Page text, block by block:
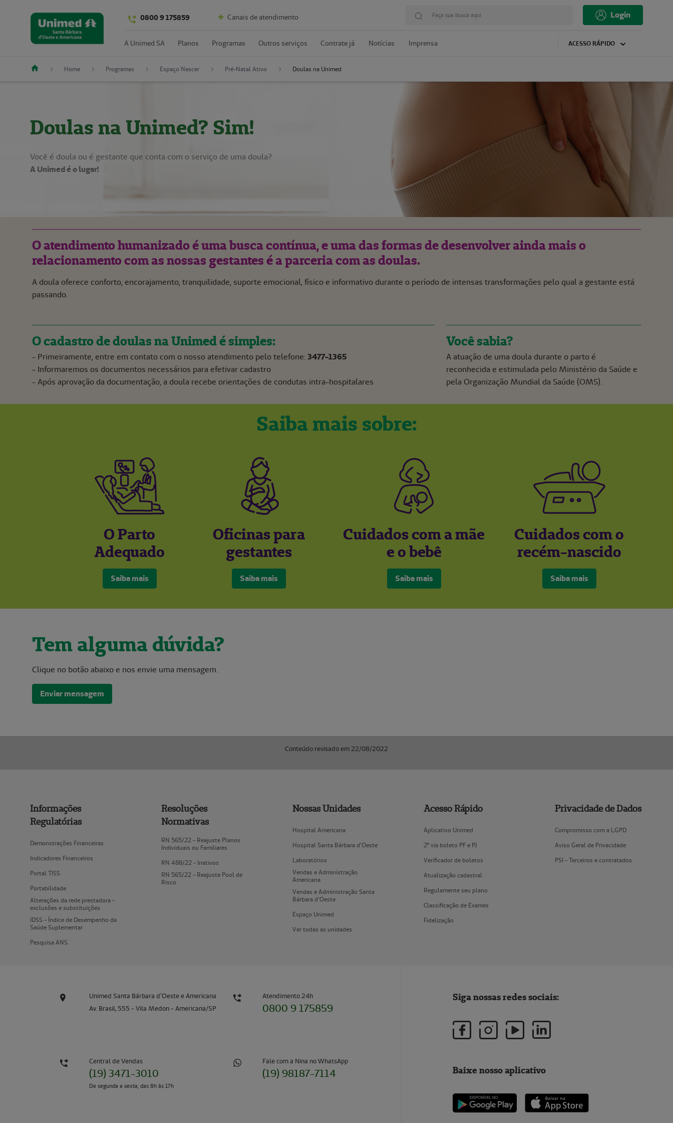
0800 9 175859 Canais de atendimento Faça sua busca aqui Login
A Unimed SA Planos Programas Outros serviços Contrate já Notícias Imprensa ACESSO RÁPIDO
Home Programas Espaço Nascer Pré-Natal Ativo Doulas na Unimed
Doulas na Unimed? Sim!
Você é doula ou é gestante que conta com o serviço de uma doula?
A Unimed é o lugar!
O atendimento humanizado é uma busca contínua, e uma das formas de desenvolver ainda mais o
relacionamento com as nossas gestantes é a parceria com as doulas.
A doula oferece conforto, encorajamento, tranquilidade, suporte emocional, físico e informativo durante o período de intensas transformações pelo qual a gestante está
passando.
O cadastro de doulas na Unimed é simples:
- Primeiramente, entre em contato com o nosso atendimento pelo telefone:3477-1365
- Informaremos os documentos necessários para efetivar cadastro
- Após aprovação da documentação, a doula recebe orientações de condutas intra-hospitalares
Você sabia?
A atuação de uma doula durante o parto é
reconhecida e estimulada pelo Ministério da Saúde e
pela Organização Mundial da Saúde (OMS).
Saiba mais sobre:
O Parto
Adequado
Saiba mais
Oficinas para
gestantes
Saiba mais
Cuidados com a mãe
e o bebê
Saiba mais
Cuidados com o
recém-nascido
Saiba mais
Tem alguma dúvida?
Clique no botão abaixo e nos envie uma mensagem.
Enviar mensagem
Conteúdo revisado em 22/08/2022
Informações
Regulatórias
Demonstrações Financeiras
Indicadores Financeiros
Portal TISS
Portabilidade
Alterações da rede prestadora -
exclusões e substituições
IDSS - Índice de Desempenho da
Saúde Suplementar
Pesquisa ANS
Resoluções
Normativas
RN 565/22 - Reajuste Planos
Individuais ou Familiares
RN 488/22 - Inativos
RN 565/22 - Reajuste Pool de
Risco
Nossas Unidades
Hospital Americana
Hospital Santa Bárbara d'Oeste
Laboratórios
Vendas e Administração
Americana
Vendas e Administração Santa
Bárbara d'Oeste
Espaço Unimed
Ver todas as unidades
Acesso Rápido
Aplicativo Unimed
2ª via boleto PF e PJ
Verificador de boletos
Atualização cadastral
Regulamente seu plano
Classificação de Exames
Fidelização
Privacidade de Dados
Compromisso com a LGPD
Aviso Geral de Privacidade
PSI - Terceiros e contratados
Unimed Santa Bárbara d'Oeste e Americana
Av. Brasil, 555 - Vila Medon - Americana/SP
Atendimento 24h
0800 9 175859
Central de Vendas
(19) 3471-3010
De segunda a sexta, das 8h às 17h
Fale com a Nina no WhatsApp
(19) 98187-7114
Siga nossas redes sociais:
Baixe nosso aplicativo